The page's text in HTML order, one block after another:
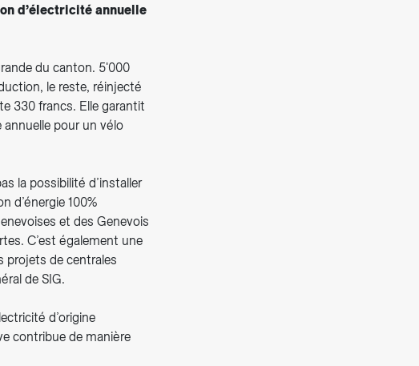
d’électricité annuelle
du canton. 5'000
le reste, réinjecté
330 francs. Elle garantit
annuelle pour un vélo
la possibilité d’installer
d’énergie 100%
et des Genevois
C’est également une
projets de centrales
de SIG.
d’origine
contribue de manière